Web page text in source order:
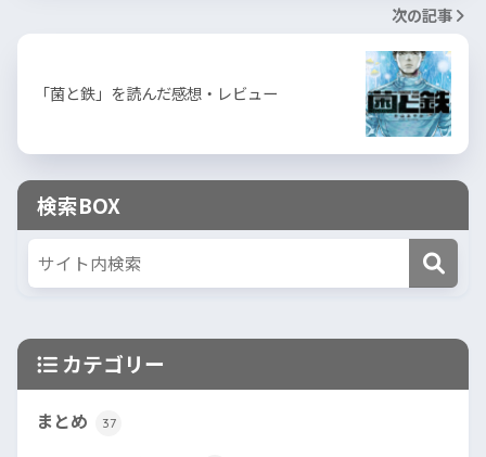
次の記事
「菌と鉄」を読んだ感想・レビュー
検索BOX
カテゴリー
まとめ 37